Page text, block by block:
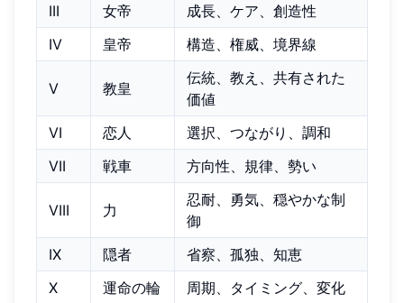
III
女帝
成長、ケア、創造性
IV
皇帝 構造、権威、境界線
V 教皇
伝統、教え、共有された
価値
VI
恋人
選択、つながり、調和
VII
戦車 方向性、規律、勢い
VIII 力
忍耐、勇気、穏やかな制
御
IX
隠者
省察、孤独、知恵
X
運命の輪 周期、タイミング、変化